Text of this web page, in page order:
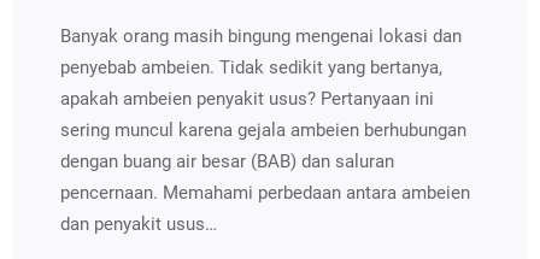
Banyak orang masih bingung mengenai lokasi dan
penyebab ambeien. Tidak sedikit yang bertanya,
apakah ambeien penyakit usus? Pertanyaan ini
sering muncul karena gejala ambeien berhubungan
dengan buang air besar (BAB) dan saluran
pencernaan. Memahami perbedaan antara ambeien
dan penyakit usus…